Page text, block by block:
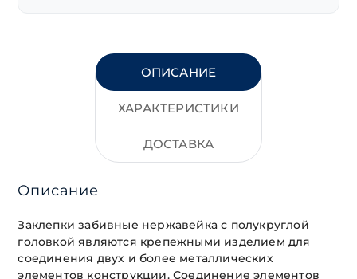
ОПИСАНИЕ
ХАРАКТЕРИСТИКИ
ДОСТАВКА
Описание
Заклепки забивные нержавейка с полукруглой
головкой являются крепежными изделием для
соединения двух и более металлических
элементов конструкции. Соединение элементов